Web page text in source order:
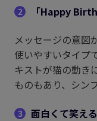
2
「Happy
メッセージの意図
使いやすいタイプ
キストが猫の動き
ものもあり、シン
3
面白くて笑え